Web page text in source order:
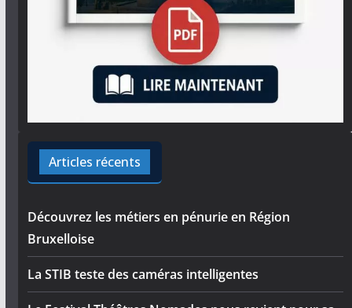
Articles récents
Découvrez les métiers en pénurie en Région
Bruxelloise
La STIB teste des caméras intelligentes